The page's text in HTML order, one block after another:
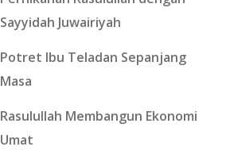
Sayyidah Juwairiyah
Potret Ibu Teladan Sepanjang
Masa
Rasulullah Membangun Ekonomi
Umat